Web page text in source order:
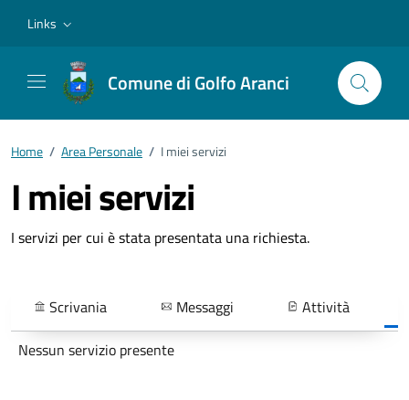
Links
Comune di Golfo Aranci
Home / Area Personale / I miei servizi
I miei servizi
I servizi per cui è stata presentata una richiesta.
Scrivania Messaggi
Attività
Nessun servizio presente